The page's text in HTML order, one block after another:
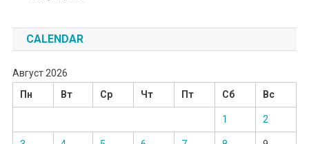
CALENDAR
Август 2026
Пн
Вт Ср Чт Пт Сб Вс
1 2